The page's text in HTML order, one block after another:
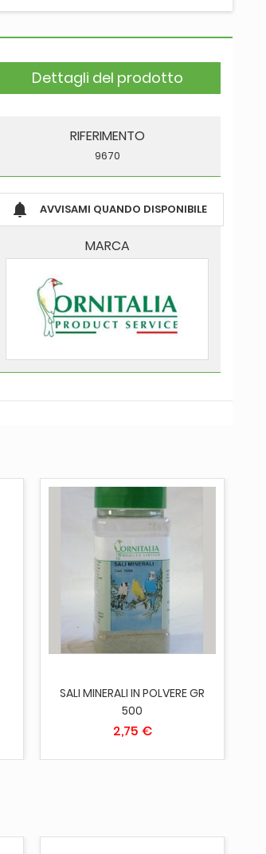
Dettagli del prodotto
RIFERIMENTO
9670
 AVVISAMI QUANDO DISPONIBILE
MARCA
AGGIUNGI AL CARRELLO
SALI MINERALI IN POLVERE GR
500
2,75 €